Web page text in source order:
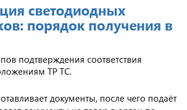
светодиодных
порядок получения в
подтверждения соответствия
ТР ТС.
документы, после чего подаёт